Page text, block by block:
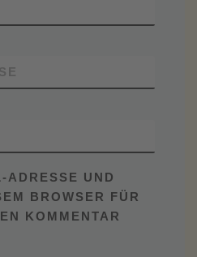
ADRESSE UND
BROWSER FÜR
KOMMENTAR